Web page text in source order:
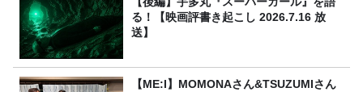
る！【映画評書き起こし 2026.7.16 放
送】
【ME:I】MOMONAさん&TSUZUMIさん